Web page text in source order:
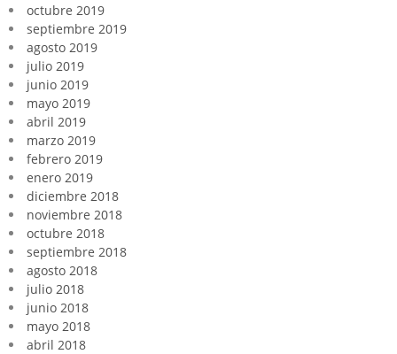
octubre 2019
septiembre 2019
agosto 2019
julio 2019
junio 2019
mayo 2019
abril 2019
marzo 2019
febrero 2019
enero 2019
diciembre 2018
noviembre 2018
octubre 2018
septiembre 2018
agosto 2018
julio 2018
junio 2018
mayo 2018
abril 2018